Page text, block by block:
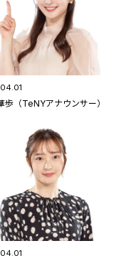
歩（TeNYアナウンサー）